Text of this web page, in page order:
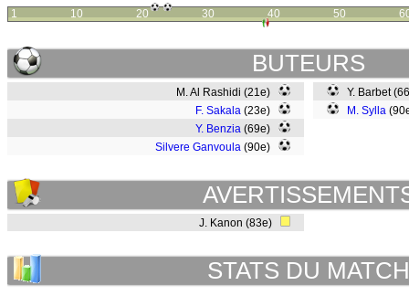
1 10 20 30 40 50
BUTEURS
M. Al Rashidi (21e)
F. Sakala (23e)
Y. Benzia (69e)
Silvere Ganvoula (90e)
Y. Barbet
M. Sylla
J. Kanon (83e)
STATS DU MATCH